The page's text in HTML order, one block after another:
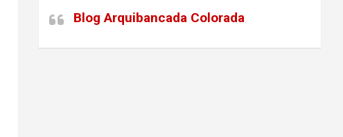
Blog Arquibancada Colorada